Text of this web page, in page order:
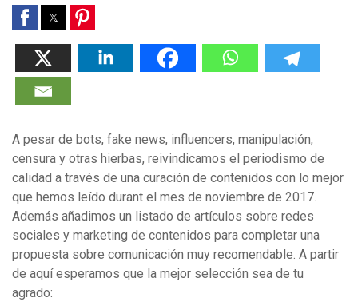
A pesar de bots, fake news, influencers, manipulación,
censura y otras hierbas, reivindicamos el periodismo de
calidad a través de una curación de contenidos con lo mejor
que hemos leído durant el mes de noviembre de 2017.
Además añadimos un listado de artículos sobre redes
sociales y marketing de contenidos para completar una
propuesta sobre comunicación muy recomendable. A partir
de aquí esperamos que la mejor selección sea de tu
agrado: